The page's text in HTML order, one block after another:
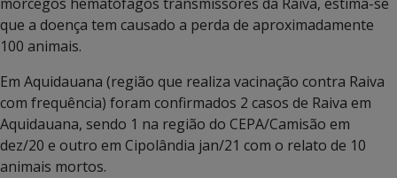
morcegos hematófagos transmissores da Raiva, estima-se
que a doença tem causado a perda de aproximadamente
100 animais.
Em Aquidauana (região que realiza vacinação contra Raiva
com frequência) foram confirmados 2 casos de Raiva em
Aquidauana, sendo 1 na região do CEPA/Camisão em
dez/20 e outro em Cipolândia jan/21 com o relato de 10
animais mortos.